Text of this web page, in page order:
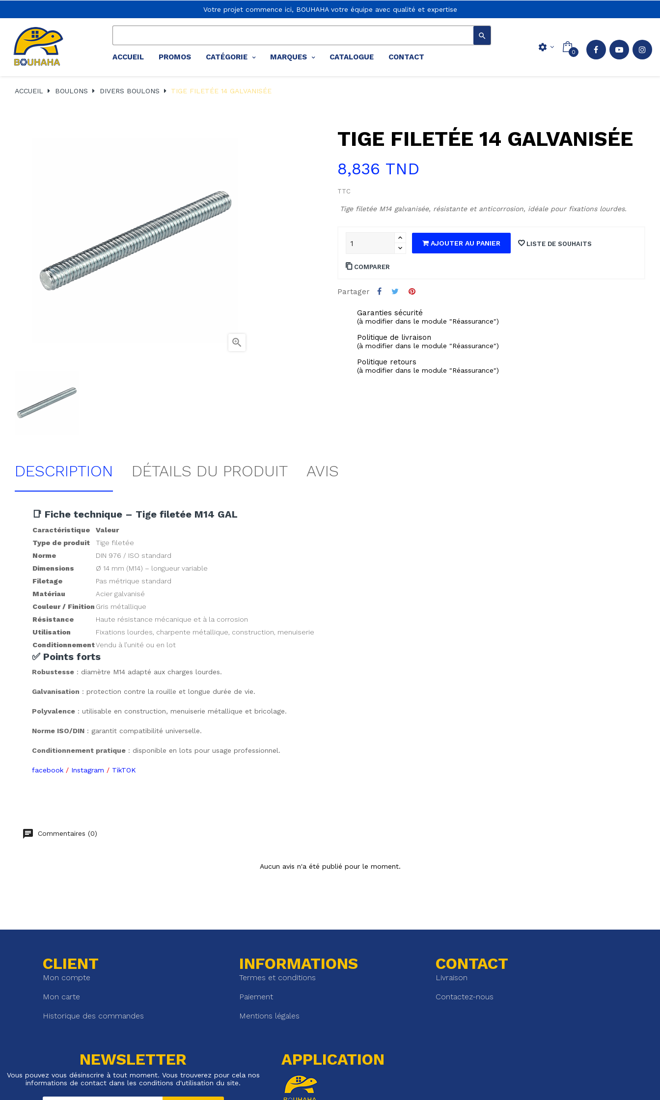
Votre projet commence ici, BOUHAHA votre équipe avec qualité et expertise

ACCUEIL PROMOS CATÉGORIE MARQUES CATALOGUE CONTACT
settings 0
ACCUEIL BOULONS DIVERS BOULONS TIGE FILETÉE 14 GALVANISÉE

TIGE FILETÉE 14 GALVANISÉE
8,836 TND
TTC
Tige filetée M14 galvanisée, résistante et anticorrosion, idéale pour fixations lourdes.
AJOUTER AU PANIER LISTE DE SOUHAITS
COMPARER
Partager
Garanties sécurité
(à modifier dans le module "Réassurance")
Politique de livraison
(à modifier dans le module "Réassurance")
Politique retours
(à modifier dans le module "Réassurance")
DESCRIPTION DÉTAILS DU PRODUIT AVIS
📑 Fiche technique – Tige filetée M14 GAL
Caractéristique
Valeur
Type de produit
Tige filetée
Norme
DIN 976 / ISO standard
Dimensions
Ø 14 mm (M14) – longueur variable
Filetage
Pas métrique standard
Matériau
Acier galvanisé
Couleur / Finition Gris métallique
Résistance
Haute résistance mécanique et à la corrosion
Utilisation
Fixations lourdes, charpente métallique, construction, menuiserie
ConditionnementVendu à l’unité ou en lot
✅ Points forts
Robustesse : diamètre M14 adapté aux charges lourdes.
Galvanisation : protection contre la rouille et longue durée de vie.
Polyvalence : utilisable en construction, menuiserie métallique et bricolage.
Norme ISO/DIN : garantit compatibilité universelle.
Conditionnement pratique : disponible en lots pour usage professionnel.
facebook / Instagram / TikTOK
Commentaires (0)
Aucun avis n'a été publié pour le moment.
CLIENT
Mon compte
Mon carte
Historique des commandes
INFORMATIONS
Termes et conditions
Paiement
Mentions légales
CONTACT
Livraison
Contactez-nous
NEWSLETTER
Vous pouvez vous désinscrire à tout moment. Vous trouverez pour cela nos
informations de contact dans les conditions d'utilisation du site.
APPLICATION